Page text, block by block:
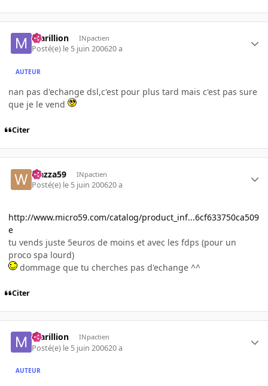
marillion INpactien
Posté(e) le 5 juin 200620 a
AUTEUR
nan pas d'echange dsl,c'est pour plus tard mais c'est pas sure
que je le vend
Citer
wazza59 INpactien
Posté(e) le 5 juin 200620 a
http://www.micro59.com/catalog/product_inf...6cf633750ca509
e
tu vends juste 5euros de moins et avec les fdps (pour un
proco spa lourd)
dommage que tu cherches pas d'echange ^^
Citer
marillion INpactien
Posté(e) le 5 juin 200620 a
AUTEUR